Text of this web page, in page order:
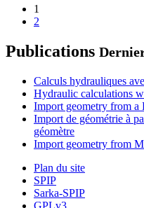
1
2
Publications
Calculs hydrauliques
Hydraulic calculations
Import geometry from a
Import de géométrie à
géomètre
Import geometry from
Plan du site
SPIP
Sarka-SPIP